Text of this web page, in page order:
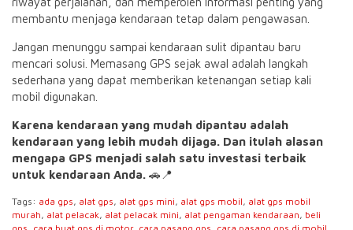
membantu menjaga kendaraan tetap dalam pengawasan.
Jangan menunggu sampai kendaraan sulit dipantau baru
mencari solusi. Memasang GPS sejak awal adalah langkah
sederhana yang dapat memberikan ketenangan setiap kali
mobil digunakan.
Karena kendaraan yang mudah dipantau adalah
kendaraan yang lebih mudah dijaga. Dan itulah alasan
mengapa GPS menjadi salah satu investasi terbaik
untuk kendaraan Anda. 🚗📍
Tags: ada gps, alat gps, alat gps mini, alat gps mobil, alat gps mobil
murah, alat pelacak, alat pelacak mini, alat pengaman kendaraan, beli